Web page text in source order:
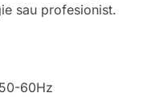
sau profesionist.
60Hz